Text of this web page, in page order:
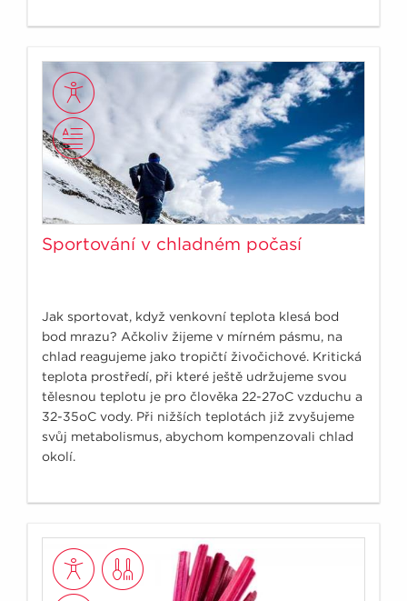
Sportování v chladném počasí
Jak sportovat, když venkovní teplota klesá bod
bod mrazu? Ačkoliv žijeme v mírném pásmu, na
chlad reagujeme jako tropičtí živočichové. Kritická
teplota prostředí, při které ještě udržujeme svou
tělesnou teplotu je pro člověka 22-27oC vzduchu a
32-35oC vody. Při nižších teplotách již zvyšujeme
svůj metabolismus, abychom kompenzovali chlad
okolí.